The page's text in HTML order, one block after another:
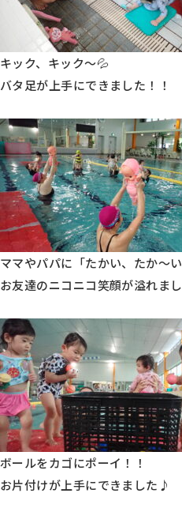
キック、キック～💦
バタ足が上手にできました！！
ママやパパに「たかい、たか～い
お友達のニコニコ笑顔が溢れま
ボールをカゴにポーイ！！
お片付けが上手にできました♪